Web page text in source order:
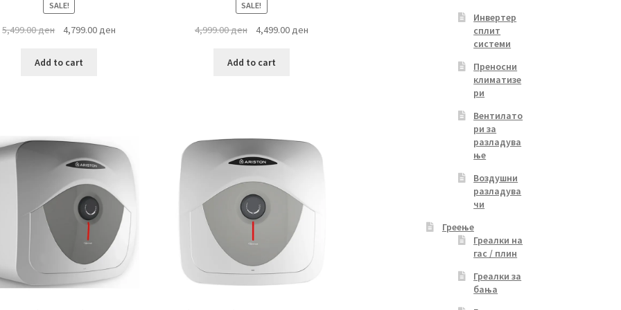
SALE!
5,499.00ден
Original
was:
4,799.00ден
Add to cart
SALE!
4,999.00ден
Original
was:
4,499.00денCurrent
Add to cart
Инвертер
сплит
системи
Преносни
климатизе
ри
Вентилато
ри за
разладува
ње
Воздушни
разладува
чи
Греење
Греалки на
гас / плин
Греалки за
бања